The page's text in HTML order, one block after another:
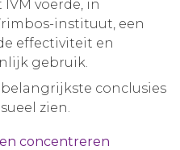
voerde, in
instituut, een
effectiviteit en
gebruik.
belangrijkste conclusies
zien.
concentreren